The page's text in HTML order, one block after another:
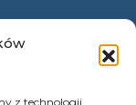
z technologii,